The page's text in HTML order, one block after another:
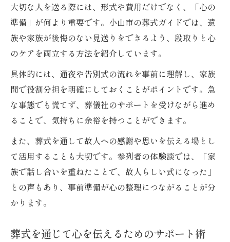
大切な人を送る際には、形式や費用だけでなく、「心の
準備」が何より重要です。小山市の葬式ガイドでは、遺
族や家族が後悔のない見送りをできるよう、段取りと心
のケアを両立する方法を紹介しています。
具体的には、通夜や告別式の流れを事前に理解し、家族
間で役割分担を明確にしておくことがポイントです。急
な事態でも慌てず、葬儀社のサポートを受けながら進め
ることで、気持ちに余裕を持つことができます。
また、葬式を通して故人への感謝や思いを伝える場とし
て活用することも大切です。参列者の体験談では、「家
族で話し合いを重ねたことで、故人らしい式になった」
との声もあり、事前準備が心の整理につながることが分
かります。
葬式を通じて心を伝えるためのサポート術